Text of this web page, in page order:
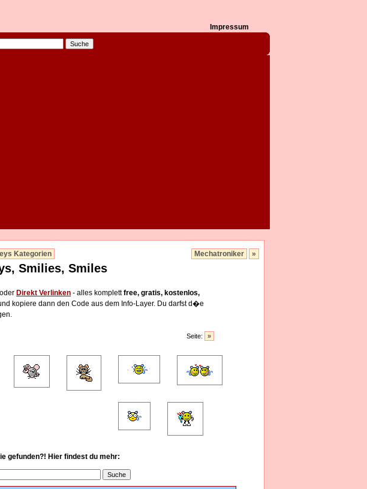
Impressum
Kategorien Mechatroniker »
Smilies, Smiles
Direkt Verlinken - alles komplettfree, gratis, kostenlos,
kopiere dann den Code aus dem Info-Layer. Du darfst d�e
Seite: »
gefunden?! Hier findest du mehr: